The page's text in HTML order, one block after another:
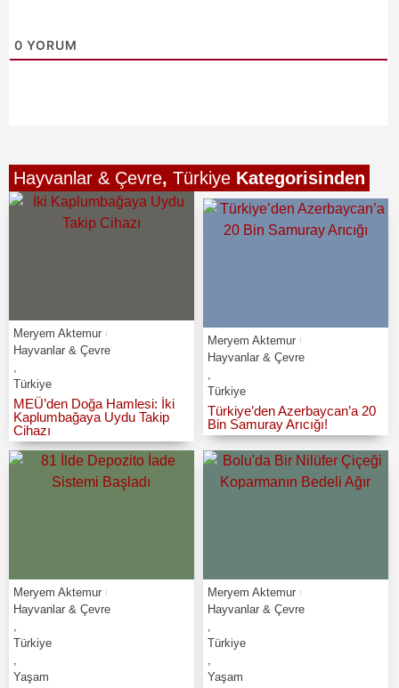
0 YORUM
Hayvanlar & Çevre, Türkiye Kategorisinden
Meryem Aktemur
Hayvanlar & Çevre
,
Türkiye
MEÜ’den Doğa Hamlesi: İki
Kaplumbağaya Uydu Takip
Cihazı
Meryem Aktemur
Hayvanlar & Çevre
Türkiye
Türkiye’den Azerbaycan’a 20
Bin Samuray Arıcığı!
Meryem Aktemur
Hayvanlar & Çevre
,
Türkiye
,
Yaşam
Meryem Aktemur
Hayvanlar & Çevre
,
Türkiye
,
Yaşam